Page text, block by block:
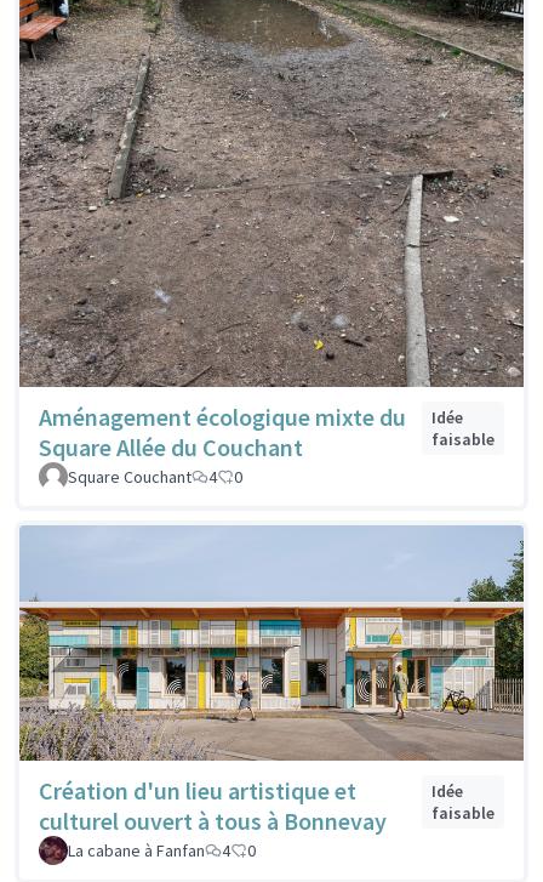
Aménagement écologique mixte du
Square Allée du Couchant
Idée
faisable
Square Couchant
4 0
Création d'un lieu artistique et
culturel ouvert à tous à Bonnevay
Idée
faisable
La cabane à Fanfan
4 0